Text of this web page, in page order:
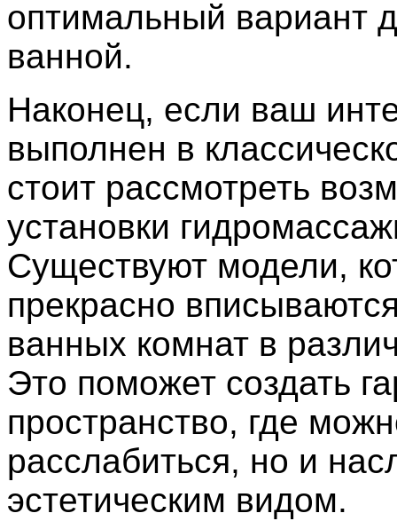
оптимальный вариант
ванной.
Наконец, если ваш
выполнен в
стоит рассмотреть
установки
Существуют модели,
прекрасно
ванных комнат в
Это поможет создать
пространство, где
расслабиться, но и
эстетическим видом.